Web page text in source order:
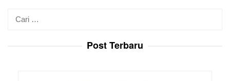
Post Terbaru